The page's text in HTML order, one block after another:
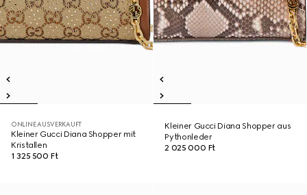
ONLINE AUSVERKAUFT
Kleiner Gucci Diana Shopper mit
Kristallen
1 325 500 Ft
Kleiner Gucci Diana Shopper aus
Pythonleder
2 025 000 Ft